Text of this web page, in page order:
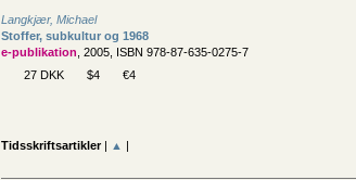
Langkjær, Michael
Stoffer, subkultur og 1968
e-publikation , 2005, ISBN 978-87-635-0275-7
27 DKK
$4 €4
Tidsskriftsartikler| ▲ |